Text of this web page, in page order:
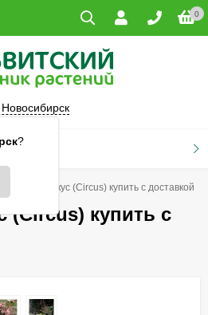
0
Новосибирск
?
Гейхера Циркус (Circus) купить с доставкой
(Circus) купить с